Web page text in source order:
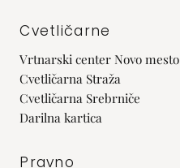
Cvetličarne
Vrtnarski center Novo mesto
Cvetličarna Straža
Cvetličarna Srebrniče
Darilna kartica
Pravno